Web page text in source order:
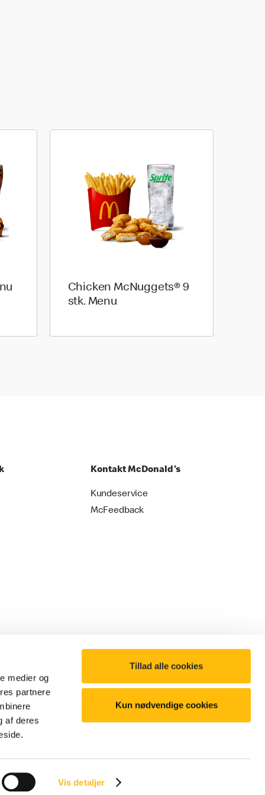
medier og
partnere
af deres
Vis detaljer
Tillad alle cookies
Kun nødvendige cookies
Chicken McNuggets® 9
stk. Menu
Kontakt McDonald's
Kundeservice
McFeedback